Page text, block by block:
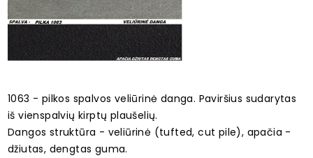
1063 - pilkos spalvos veliūrinė danga. Paviršius sudarytas
iš vienspalvių kirptų plaušelių.
Dangos struktūra - veliūrinė (tufted, cut pile), apačia -
džiutas, dengtas guma.